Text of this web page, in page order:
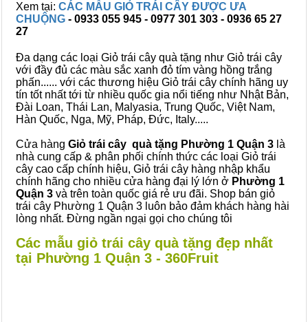
Xem tại: CÁC MẪU GIỎ TRÁI CÂY ĐƯỢC ƯA
CHUỘNG - 0933 055 945 - 0977 301 303 - 0936 65 27
27
Đa dạng các loại Giỏ trái cây quà tặng như Giỏ trái cây
với đầy đủ các màu sắc xanh đỏ tím vàng hồng trắng
phấn...... với các thương hiệu Giỏ trái cây chính hãng uy
tín tốt nhất tới từ nhiều quốc gia nổi tiếng như Nhật Bản,
Đài Loan, Thái Lan, Malyasia, Trung Quốc, Việt Nam,
Hàn Quốc, Nga, Mỹ, Pháp, Đức, Italy.....
Cửa hàng Giỏ trái cây quà tặng Phường 1 Quận 3 là
nhà cung cấp & phân phối chính thức các loại Giỏ trái
cây cao cấp chính hiệu, Giỏ trái cây hàng nhập khẩu
chính hãng cho nhiều cửa hàng đại lý lớn ở Phường 1
Quận 3 và trên toàn quốc giá rẻ ưu đãi. Shop bán giỏ
trái cây Phường 1 Quận 3 luôn bảo đảm khách hàng hài
lòng nhất. Đừng ngần ngại gọi cho chúng tôi
Các mẫu giỏ trái cây quà tặng đẹp nhất
tại Phường 1 Quận 3 - 360Fruit